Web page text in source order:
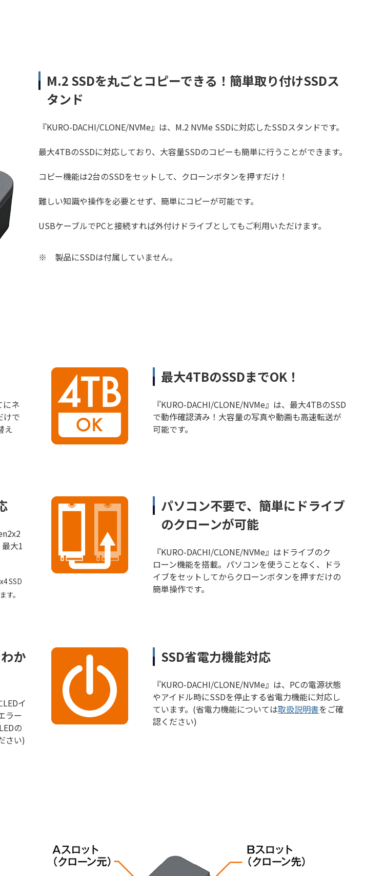
M.2 SSDを丸ごとコピーできる！簡単取り付けSSDス
タンド
『KURO-DACHI/CLONE/NVMe』は、M.2 NVMe SSDに対応したSSDスタンドです。
最大4TBのSSDに対応しており、大容量SSDのコピーも簡単に行うことができます。
コピー機能は2台のSSDをセットして、クローンボタンを押すだけ！
難しい知識や操作を必要とせず、簡単にコピーが可能です。
USBケーブルでPCと接続すれば外付けドライブとしてもご利用いただけます。
※ 製品にSSDは付属していません。
にネ
けで
え
最大4TBのSSDまでOK！
『KURO-DACHI/CLONE/NVMe』は、最大4TBのSSD
で動作確認済み！大容量の写真や動画も高速転送が
可能です。
大1
SSD
す。
パソコン不要で、簡単にドライブ
のクローンが可能
『KURO-DACHI/CLONE/NVMe』はドライブのク
ローン機能を搭載。パソコンを使うことなく、ドラ
イブをセットしてからクローンボタンを押すだけの
簡単操作です。
か
イ
ラー
の
さい)
SSD省電力機能対応
『KURO-DACHI/CLONE/NVMe』は、PCの電源状態
やアイドル時にSSDを停止する省電力機能に対応し
ています。(省電力機能については取扱説明書をご確
認ください)